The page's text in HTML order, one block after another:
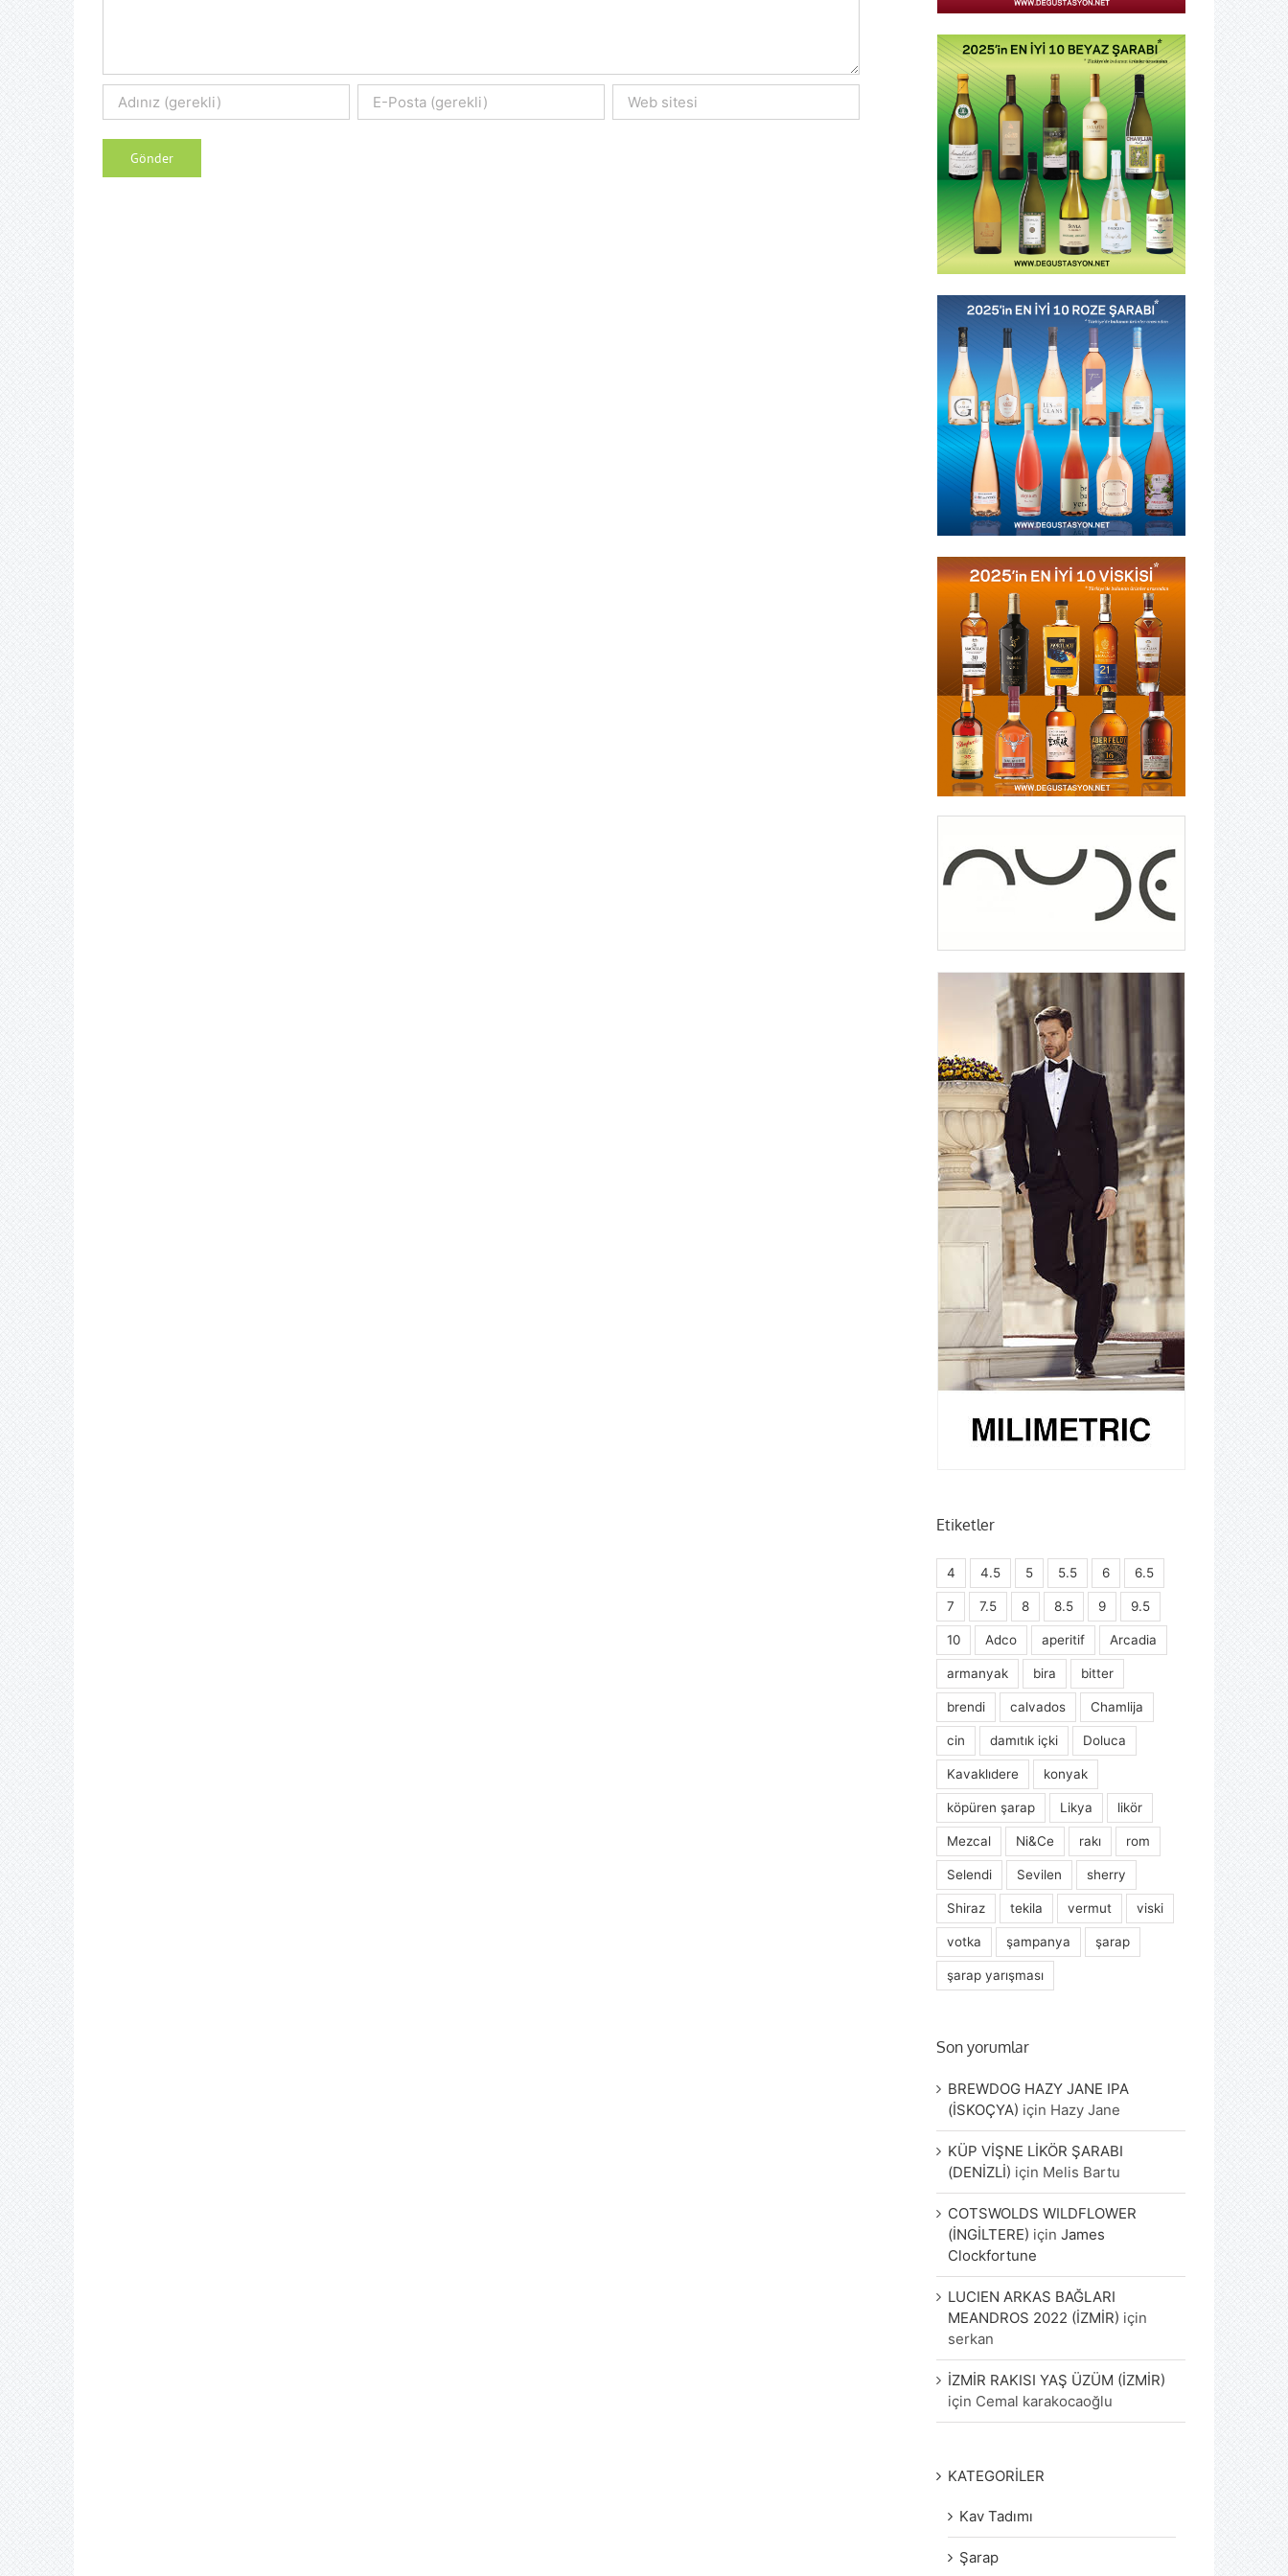
Etiketler
4 4.5 5 5.5 6 6.5
7 7.5 8 8.5 9 9.5
10 Adco aperitif Arcadia
armanyak bira bitter
brendi calvados Chamlija
cin damıtık içki Doluca
Kavaklıdere konyak
köpüren şarap Likya likör
Mezcal Ni&Ce rakı rom
Selendi Sevilen sherry
Shiraz tekila vermut viski
votka şampanya şarap
şarap yarışması
Son yorumlar
BREWDOG HAZY JANE IPA
(İSKOÇYA) için Hazy Jane
KÜP VİŞNE LİKÖR ŞARABI
(DENİZLİ) için Melis Bartu
COTSWOLDS WILDFLOWER
(İNGİLTERE) içinJames
Clockfortune
LUCIEN ARKAS BAĞLARI
MEANDROS 2022 (İZMİR) için
serkan
İZMİR RAKISI YAŞ ÜZÜM (İZMİR)
için Cemal karakocaoğlu
KATEGORİLER
Kav Tadımı
Şarap